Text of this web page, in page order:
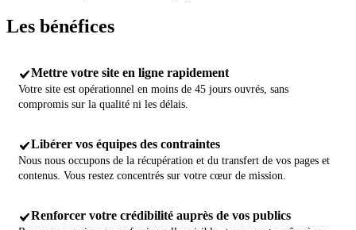
Les bénéfices
Mettre votre site en ligne rapidement
Votre site est opérationnel en moins de 45 jours ouvrés, sans
compromis sur la qualité ni les délais.
Libérer vos équipes des contraintes
Nous nous occupons de la récupération et du transfert de vos pages et
contenus. Vous restez concentrés sur votre cœur de mission.
Renforcer votre crédibilité auprès de vos publics